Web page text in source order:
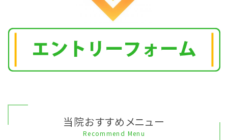
当院おすすめメニュー
Recommend Menu